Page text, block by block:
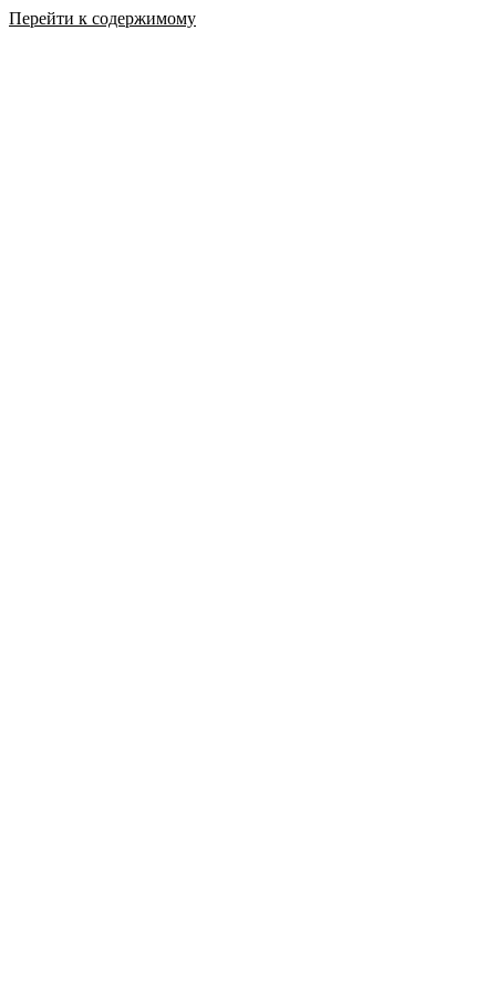
Перейти к содержимому